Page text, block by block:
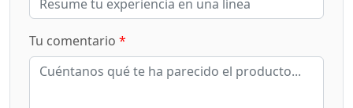
Tu comentario *